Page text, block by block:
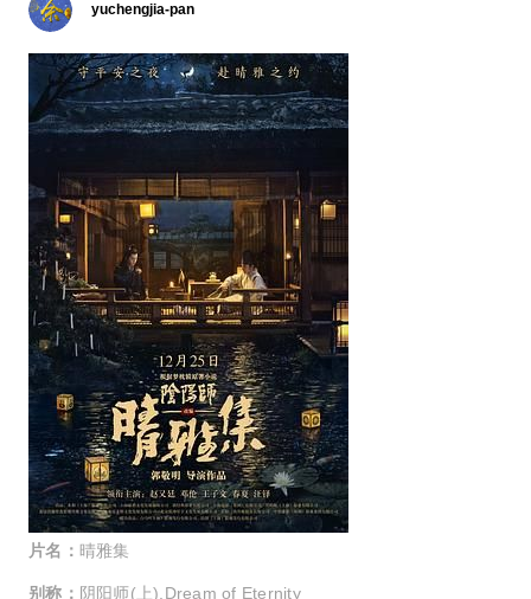
yuchengjia-pan
片名： 晴雅集
别称： 阴阳师(上),Dream of Eternity